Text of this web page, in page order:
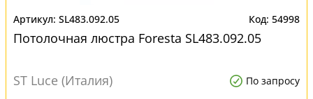
SL483.092.05 54998
Потолочная люстра Foresta SL483.092.05
ST Luce (Италия) По запросу